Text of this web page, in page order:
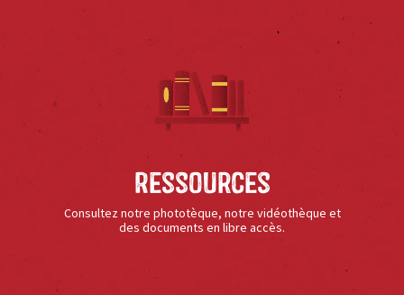
Ressources
Consultez notre phototèque, notre vidéothèque et
des documents en libre accès.